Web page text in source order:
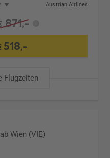
Austrian Airlines
871,-
518,-
Flugzeiten
Wien (VIE)